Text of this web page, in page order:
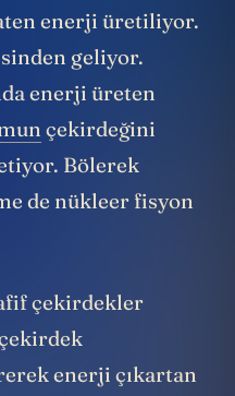
enerji üretiliyor.
geliyor.
enerji üreten
çekirdeğini
Bölerek
de nükleer fisyon
çekirdekler
enerji çıkartan